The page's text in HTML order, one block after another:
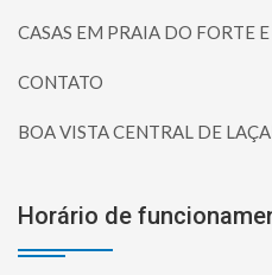
CASAS EM PRAIA DO FORTE
CONTATO
BOA VISTA CENTRAL DE
Horário de